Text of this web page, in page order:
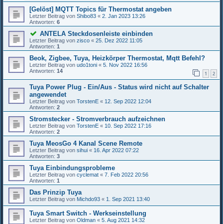
[Gelöst] MQTT Topics für Thermostat angeben
Letzter Beitrag von Shibo83 « 2. Jan 2023 13:26
Antworten: 6
ANTELA Steckdosenleiste einbinden
Letzter Beitrag von zisco « 25. Dez 2022 11:05
Antworten: 1
Beok, Zigbee, Tuya, Heizkörper Thermostat, Mqtt Befehl?
Letzter Beitrag von udo1toni « 5. Nov 2022 16:56
Antworten: 14 1 2
Tuya Power Plug - Ein/Aus - Status wird nicht auf Schalter
angewendet
Letzter Beitrag von TorstenE « 12. Sep 2022 12:04
Antworten: 2
Stromstecker - Stromverbrauch aufzeichnen
Letzter Beitrag von TorstenE « 10. Sep 2022 17:16
Antworten: 2
Tuya MeosGo 4 Kanal Scene Remote
Letzter Beitrag von sihui « 16. Apr 2022 07:22
Antworten: 3
Tuya Einbindungsprobleme
Letzter Beitrag von cyclemat « 7. Feb 2022 20:56
Antworten: 1
Das Prinzip Tuya
Letzter Beitrag von Michdo93 « 1. Sep 2021 13:40
Tuya Smart Switch - Werkseinstellung
Letzter Beitrag von Oldman « 5. Aug 2021 14:32